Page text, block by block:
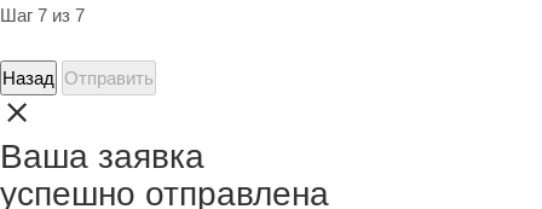
Шаг 7 из 7
Назад Отправить
Ваша заявка
успешно отправлена